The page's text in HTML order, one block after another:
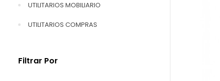
UTILITARIOS MOBILIARIO
UTILITARIOS COMPRAS
Filtrar Por